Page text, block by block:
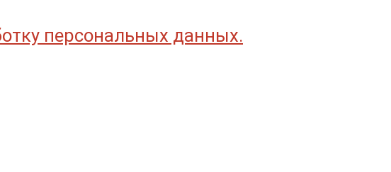
персональных данных.